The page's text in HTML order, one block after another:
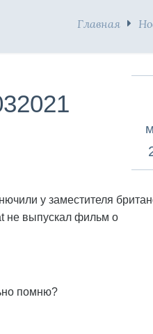
Главная
у заместителя
не выпускал фильм о
помню?